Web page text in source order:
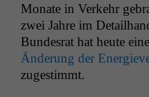
Monate in Verkehr
zwei Jahre im
Bun­desrat hat heute
Änderung der
zugestimmt.